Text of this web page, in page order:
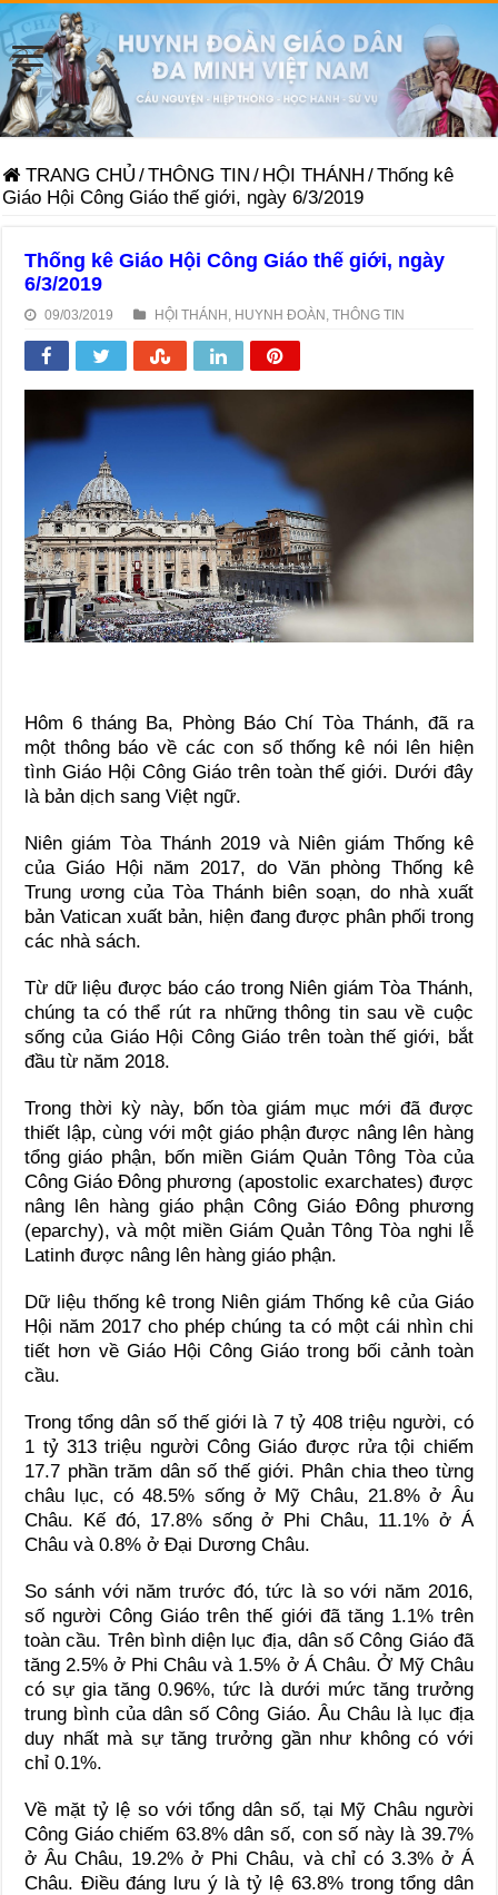
TRANG CHỦ /THÔNG TIN / HỘI THÁNH /Thống kê
Giáo Hội Công Giáo thế giới, ngày 6/3/2019
Thống kê Giáo Hội Công Giáo thế giới, ngày
6/3/2019
09/03/2019 HỘI THÁNH HUYNH ĐOÀN ,THÔNG TIN
Hôm 6 tháng Ba, Phòng Báo Chí Tòa Thánh, đã ra
một thông báo về các con số thống kê nói lên hiện
tình Giáo Hội Công Giáo trên toàn thế giới. Dưới đây
là bản dịch sang Việt ngữ.
Niên giám Tòa Thánh 2019 và Niên giám Thống kê
của Giáo Hội năm 2017, do Văn phòng Thống kê
Trung ương của Tòa Thánh biên soạn, do nhà xuất
bản Vatican xuất bản, hiện đang được phân phối trong
các nhà sách.
Từ dữ liệu được báo cáo trong Niên giám Tòa Thánh,
chúng ta có thể rút ra những thông tin sau về cuộc
sống của Giáo Hội Công Giáo trên toàn thế giới, bắt
đầu từ năm 2018.
Trong thời kỳ này, bốn tòa giám mục mới đã được
thiết lập, cùng với một giáo phận được nâng lên hàng
tổng giáo phận, bốn miền Giám Quản Tông Tòa của
Công Giáo Đông phương (apostolic exarchates) được
nâng lên hàng giáo phận Công Giáo Đông phương
(eparchy), và một miền Giám Quản Tông Tòa nghi lễ
Latinh được nâng lên hàng giáo phận.
Dữ liệu thống kê trong Niên giám Thống kê của Giáo
Hội năm 2017 cho phép chúng ta có một cái nhìn chi
tiết hơn về Giáo Hội Công Giáo trong bối cảnh toàn
cầu.
Trong tổng dân số thế giới là 7 tỷ 408 triệu người, có
1 tỷ 313 triệu người Công Giáo được rửa tội chiếm
17.7 phần trăm dân số thế giới. Phân chia theo từng
châu lục, có 48.5% sống ở Mỹ Châu, 21.8% ở Âu
Châu. Kế đó, 17.8% sống ở Phi Châu, 11.1% ở Á
Châu và 0.8% ở Đại Dương Châu.
So sánh với năm trước đó, tức là so với năm 2016,
số người Công Giáo trên thế giới đã tăng 1.1% trên
toàn cầu. Trên bình diện lục địa, dân số Công Giáo đã
tăng 2.5% ở Phi Châu và 1.5% ở Á Châu. Ở Mỹ Châu
có sự gia tăng 0.96%, tức là dưới mức tăng trưởng
trung bình của dân số Công Giáo. Âu Châu là lục địa
duy nhất mà sự tăng trưởng gần như không có với
chỉ 0.1%.
Về mặt tỷ lệ so với tổng dân số, tại Mỹ Châu người
Công Giáo chiếm 63.8% dân số, con số này là 39.7%
ở Âu Châu, 19.2% ở Phi Châu, và chỉ có 3.3% ở Á
Châu. Điều đáng lưu ý là tỷ lệ 63.8% trong tổng dân